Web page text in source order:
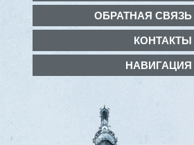
ОБРАТНАЯ СВЯЗЬ
КОНТАКТЫ
НАВИГАЦИЯ